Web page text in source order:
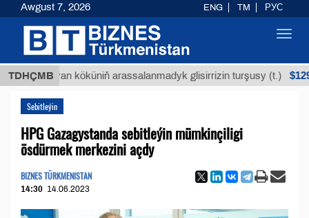
TDHÇMB
Buýan köküniň arassalanmadyk glisirrizin turşusy (t.) $12935,18
Sebitleýin
HPG Gazagystanda sebitleýin mümkinçiligi
ösdürmek merkezini açdy
BIZNES TÜRKMENISTAN
14:30 14.06.2023
Awgust 7, 2026 ENG TM РУС